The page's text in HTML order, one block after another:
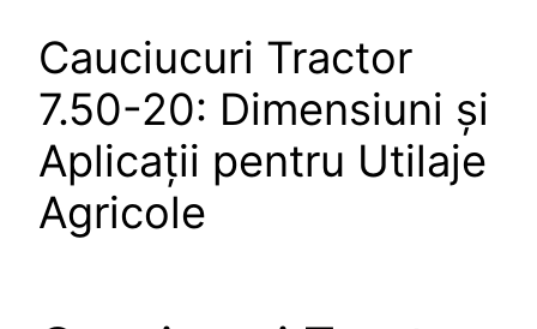
Cauciucuri Tractor
7.50-20: Dimensiuni și
Aplicații pentru Utilaje
Agricole